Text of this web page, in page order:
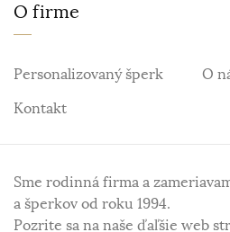
O firme
Personalizovaný šperk
O
Kontakt
Sme rodinná firma a
a šperkov od roku 1994.
Pozrite sa na naše ďaľšie web